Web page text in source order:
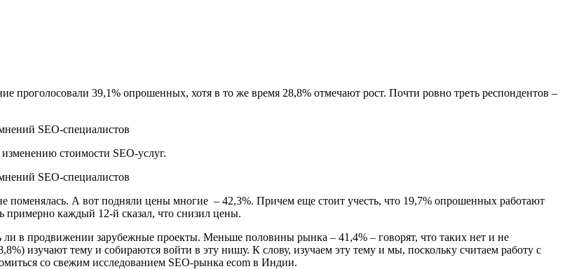
проголосовали 39,1% опрошенных, хотя в то же время 28,8% отмечают рост. Почти ровно треть респондентов –
стоимости SEO-услуг.
поменялась. А вот подняли цены многие – 42,3%. Причем еще стоит учесть, что 19,7% опрошенных работают
примерно каждый 12-й сказал, что снизил цены.
ли в продвижении зарубежные проекты. Меньше половины рынка – 41,4% – говорят, что таких нет и не
изучают тему и собираются войти в эту нишу. К слову, изучаем эту тему и мы, поскольку считаем работу с
со свежим исследованием SEO-рынка ecom в Индии.